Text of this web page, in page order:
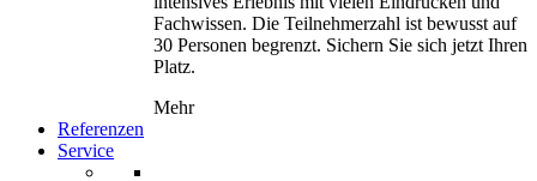
Fachwissen. Die Teilnehmerzahl ist bewusst auf
30 Personen begrenzt. Sichern Sie sich jetzt Ihren
Platz.
Mehr
Referenzen
Service